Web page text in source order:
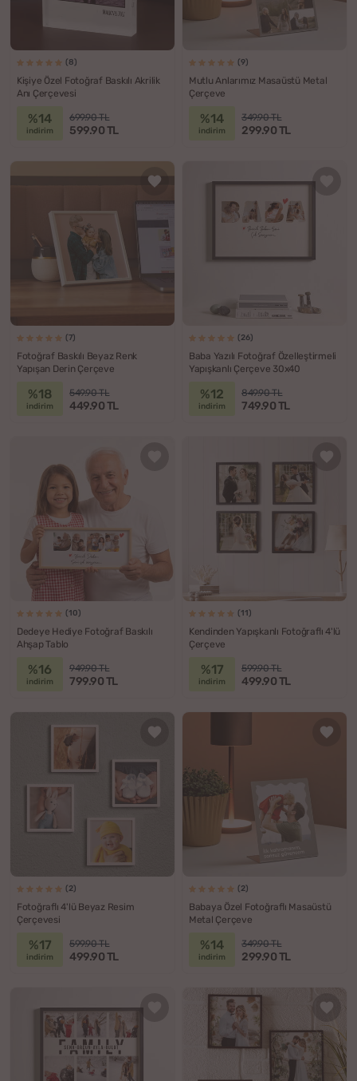
(8)
Kişiye Özel Fotoğraf Baskılı Akrilik
Anı Çerçevesi
%14
indirim
699.90 TL
599.90 TL
(9)
Mutlu Anlarımız Masaüstü Metal
Çerçeve
%14
indirim
349.90 TL
299.90 TL
(7)
Fotoğraf Baskılı Beyaz Renk
Yapışan Derin Çerçeve
%18
indirim
549.90 TL
449.90 TL
(26)
Baba Yazılı Fotoğraf Özelleştirmeli
Yapışkanlı Çerçeve 30x40
%12
indirim
849.90 TL
749.90 TL
(10)
Dedeye Hediye Fotoğraf Baskılı
Ahşap Tablo
%16
indirim
949.90 TL
799.90 TL
(11)
Kendinden Yapışkanlı Fotoğraflı 4'lü
Çerçeve
%17
indirim
599.90 TL
499.90 TL
(2)
Fotoğraflı 4'lü Beyaz Resim
Çerçevesi
%17
indirim
599.90 TL
499.90 TL
(2)
Babaya Özel Fotoğraflı Masaüstü
Metal Çerçeve
%14
indirim
349.90 TL
299.90 TL